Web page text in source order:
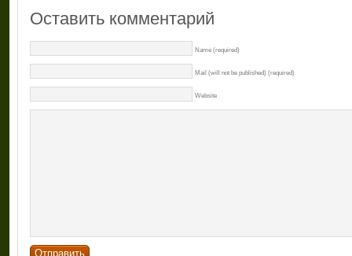
Оставить комментарий
Name (required)
Mail (will not be published) (required)
Website